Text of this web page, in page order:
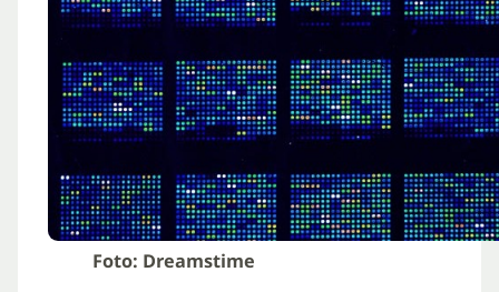
Foto: Dreamstime